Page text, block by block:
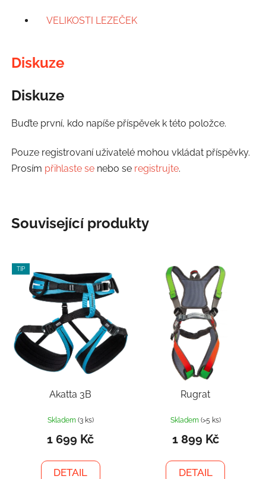
VELIKOSTI LEZEČEK
Diskuze
Diskuze
Buďte první, kdo napíše příspěvek k této položce.
Pouze registrovaní uživatelé mohou vkládat příspěvky.
Prosím přihlaste senebo se registrujte.
Související produkty
TIP
Akatta 3B
Skladem (3 ks)
1 699 Kč
DETAIL
Rugrat
Skladem (>5 ks)
1 899 Kč
DETAIL